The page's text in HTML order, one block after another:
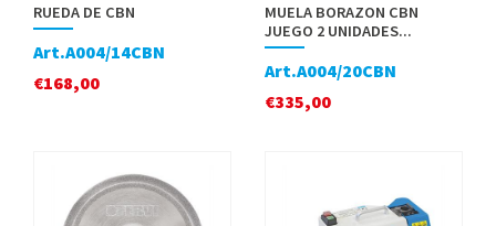
RUEDA DE CBN
Art.A004/14CBN
€168,00
MUELA BORAZON CBN
JUEGO 2 UNIDADES...
Art.A004/20CBN
€335,00